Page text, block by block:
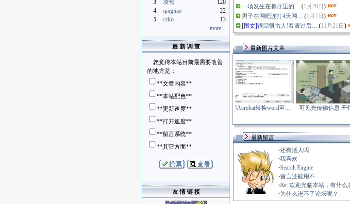
3
凌松
120
4
qingjiao
22
5
ccko
13
more...
最 新 调 查
您觉得本站目前最需要改善
的地方是：
**文章内容**
**本站配色**
**更新速度**
**打开速度**
**留言系统**
**其它方面**
友 情 链 接
一场发生在餐厅里的… (1月29日 )
男子在网吧连打4天网… (1月7日 )
[图文]很囧很雷人!暴雪过后… (11月21日 )
最新图片文章
Pocket TV即将问世 … 用Acrobat转换word至… 可见光传输信息 开灯…
最新留言
·还有活人吗
·我喜欢
·Search Engine
·留言还能用不
·Re: 欢迎光临本站，有什
·为什么进不了论坛呢？